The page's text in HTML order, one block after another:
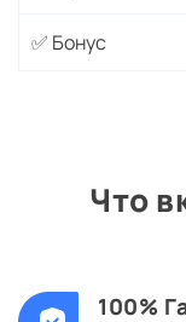
✅ Бонус
Что
100%